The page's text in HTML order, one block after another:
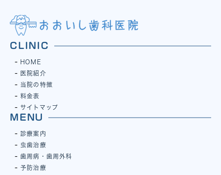
CLINIC
HOME
医院紹介
当院の特徴
料金表
サイトマップ
MENU
診療案内
虫歯治療
歯周病・歯周外科
予防治療